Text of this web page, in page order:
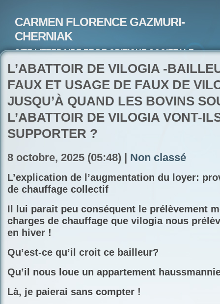
CARMEN FLORENCE GAZMURI-
CHERNIAK
SITE LITTERAIRE ET DE CRITIQUE SOCIETALE-
L’ABATTOIR DE VILOGIA -
FAUX ET USAGE DE FAUX DE
JUSQU’À QUAND LES BOVINS
L’ABATTOIR DE VILOGIA VONT-
SUPPORTER ?
8 octobre, 2025 (05:48) | Non classé
L’explication de l’augmentation du loyer:
de chauffage collectif
Il lui parait peu conséquent le prélèvement
charges de chauffage que vilogia nous
en hiver !
Qu’est-ce qu’il croit ce bailleur?
Qu’il nous loue un appartement
Là, je paierai sans compter !